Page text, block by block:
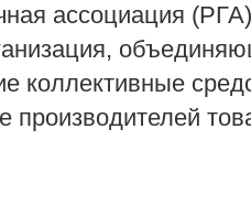
ассоциация
коллективные
производителей